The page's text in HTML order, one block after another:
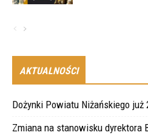
AKTUALNOŚCI
Dożynki Powiatu Niżańskiego już
Zmiana na stanowisku dyrektora